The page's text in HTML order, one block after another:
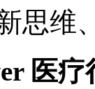
思维
医